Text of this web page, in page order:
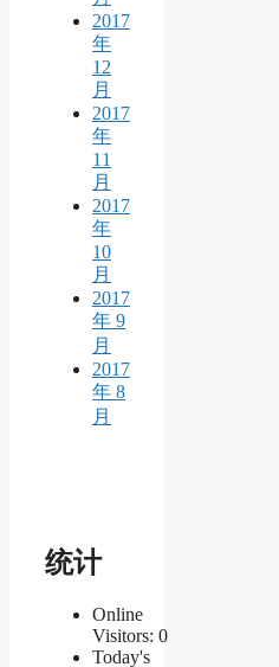
2017
年
12
月
2017
年
11
月
2017
年
10
月
2017
年 9
月
2017
年 8
月
统计
Online
Visitors: 0
Today's